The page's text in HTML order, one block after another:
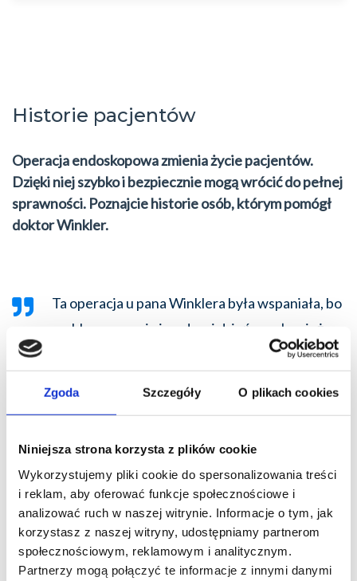
Zgoda Szczegóły O plikach cookies
Niniejsza strona korzysta z plików cookie
Wykorzystujemy pliki cookie do spersonalizowania treści
i reklam, aby oferować funkcje społecznościowe i
analizować ruch w naszej witrynie. Informacje o tym, jak
korzystasz z naszej witryny, udostępniamy partnerom
społecznościowym, reklamowym i analitycznym.
Partnerzy mogą połączyć te informacje z innymi danymi
Historie pacjentów
Operacja endoskopowa zmienia życie pacjentów.
Dzięki niej szybko i bezpiecznie mogą wrócić do pełnej
sprawności. Poznajcie historie osób, którym pomógł
doktor Winkler.
Ta operacja u pana Winklera była wspaniała, bo
szybko, sprawnie i na drugi dzień mogłam już
Pani Bogumiła, 72 lata